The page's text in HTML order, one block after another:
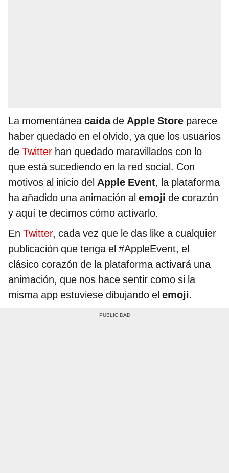
La momentáneacaídade Apple Store parece
haber quedado en el olvido, ya que los usuarios
de Twitter han quedado maravillados con lo
que está sucediendo en la red social. Con
motivos al inicio del Apple Event, la plataforma
ha añadido una animación al emoji de corazón
y aquí te decimos cómo activarlo.
En Twitter, cada vez que le das like a cualquier
publicación que tenga el #AppleEvent, el
clásico corazón de la plataforma activará una
animación, que nos hace sentir como si la
misma app estuviese dibujando el emoji.